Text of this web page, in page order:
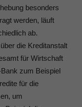
besonders
werden, läuft
ab.
die Kreditanstalt
für Wirtschaft
zum Beispiel
für die
um